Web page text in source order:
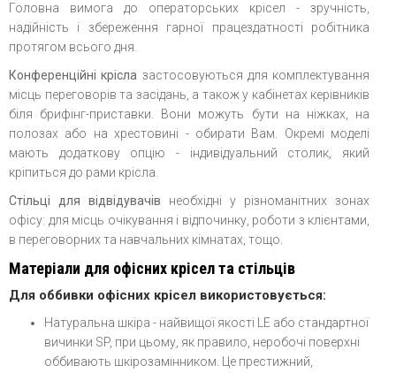
Головна вимога до операторських крісел - зручність,
надійність і збереження гарної працездатності робітника
протягом всього дня.
Конференційні крісла застосовуються для комплектування
місць переговорів та засідань, а також у кабінетах керівників
біля брифінг-приставки. Вони можуть бути на ніжках, на
полозах або на хрестовині - обирати Вам. Окремі моделі
мають додаткову опцію - індивідуальний столик, який
кріпиться до рами крісла.
Стільці для відвідувачів необхідні у різноманітних зонах
офісу: для місць очікування і відпочинку, роботи з клієнтами,
в переговорних та навчальних кімнатах, тощо.
Матеріали для офісних крісел та стільців
Для оббивки офісних крісел використовується:
Натуральна шкіра - найвищої якості LE або стандартної
вичинки SP, при цьому, як правило, неробочі поверхні
оббивають шкірозамінником. Це престижний,